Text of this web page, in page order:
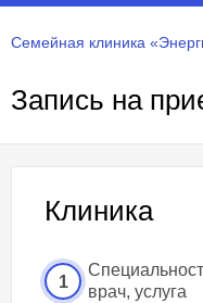
Семейная клиника
Запись на
Клиника
1
врач, услуга